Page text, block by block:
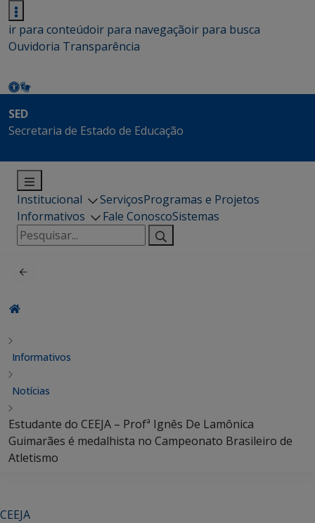
ir para conteúdoir para navegaçãoir para busca
Ouvidoria Transparência
SED
Secretaria de Estado de Educação
Institucional ServiçosProgramas e Projetos
Informativos
Fale ConoscoSistemas
Pesquisar
por:
Informativos
Notícias
Estudante do CEEJA – Profª Ignês De Lamônica
Guimarães é medalhista no Campeonato Brasileiro de
Atletismo
CEEJA